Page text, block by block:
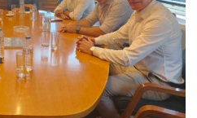
σε
προστατεύει.